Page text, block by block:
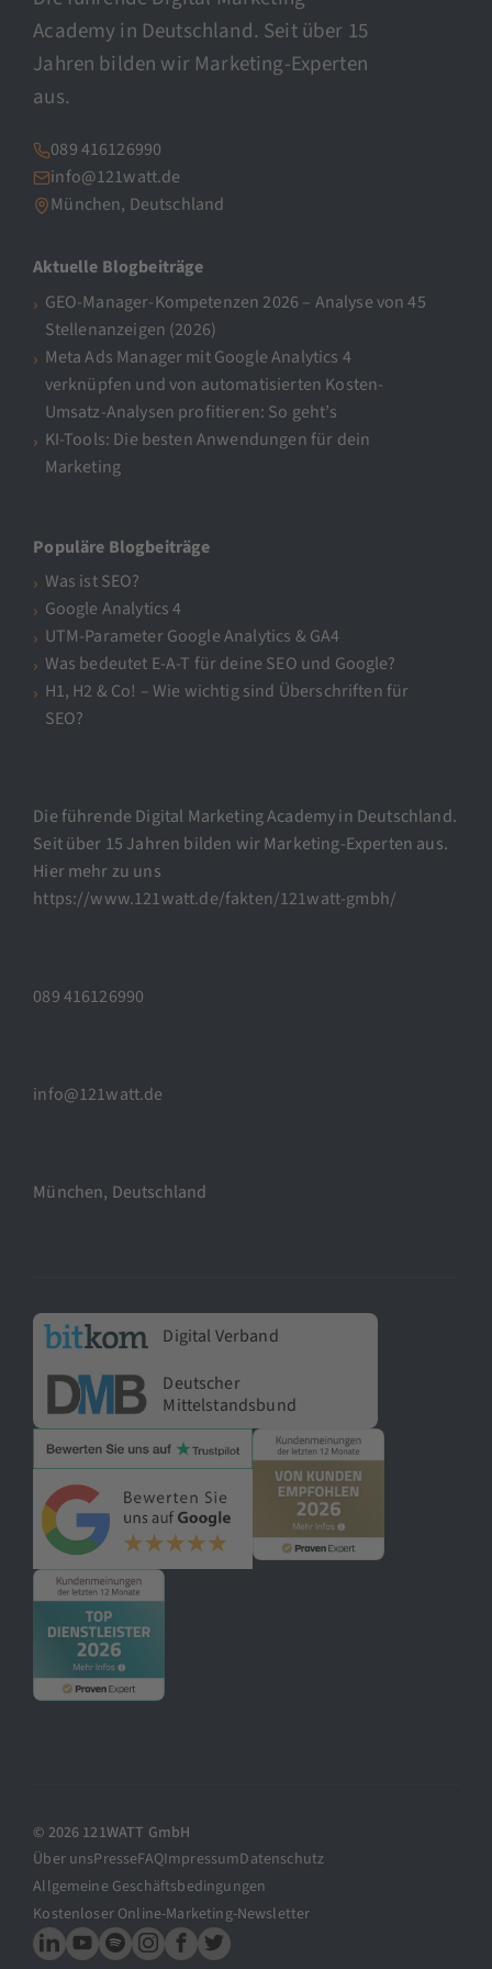
Academy in Deutschland. Seit über 15
Jahren bilden wir Marketing-Experten
aus.
089 416126990
info@121watt.de
München, Deutschland
Aktuelle Blogbeiträge
GEO-Manager-Kompetenzen 2026 – Analyse von 45
Stellenanzeigen (2026)
Meta Ads Manager mit Google Analytics 4
verknüpfen und von automatisierten Kosten-
Umsatz-Analysen profitieren: So geht’s
KI-Tools: Die besten Anwendungen für dein
Marketing
Populäre Blogbeiträge
Was ist SEO?
Google Analytics 4
UTM-Parameter Google Analytics & GA4
Was bedeutet E-A-T für deine SEO und Google?
H1, H2 & Co! – Wie wichtig sind Überschriften für
SEO?
Die führende Digital Marketing Academy in Deutschland.
Seit über 15 Jahren bilden wir Marketing-Experten aus.
Hier mehr zu uns
https://www.121watt.de/fakten/121watt-gmbh/
089 416126990
info@121watt.de
München, Deutschland
Digital Verband
Deutscher
Mittelstandsbund
© 2026 121WATT GmbH
Über unsPresseFAQImpressumDatenschutz
Allgemeine Geschäftsbedingungen
Kostenloser Online-Marketing-Newsletter